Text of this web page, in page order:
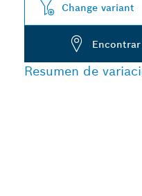
Change variant
Resumen de